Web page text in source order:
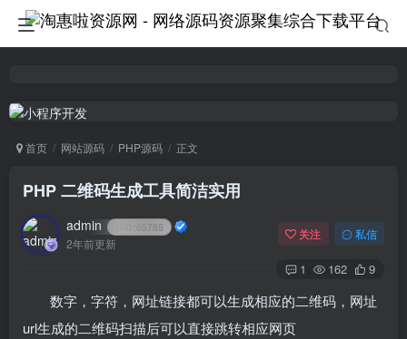
首页 网站源码 PHP源码 正文
PHP 二维码生成工具简洁实用
admin 65785
2年前更新
关注 私信
1 162 9
数字，字符，网址链接都可以生成相应的二维码，网址
url生成的二维码扫描后可以直接跳转相应网页